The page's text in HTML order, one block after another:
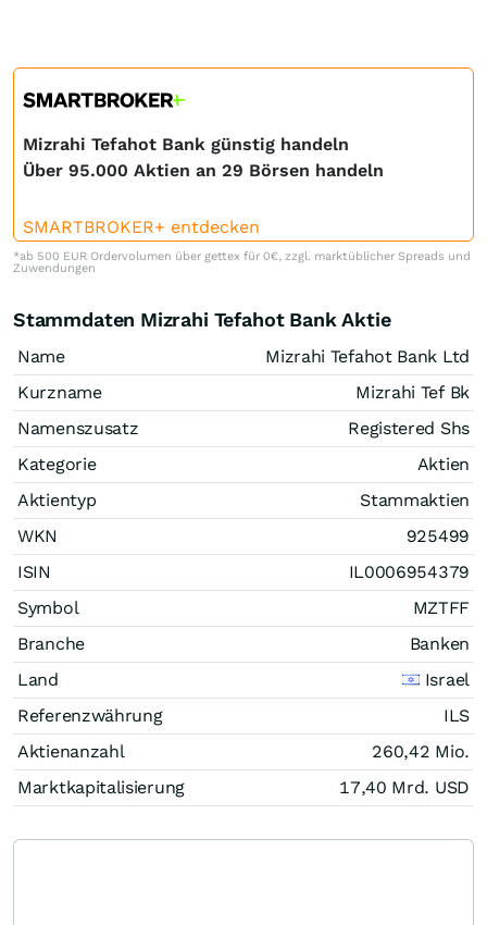
Mizrahi Tefahot Bank günstig handeln
Über 95.000 Aktien an 29 Börsen handeln
SMARTBROKER+ entdecken
*ab 500 EUR Ordervolumen über gettex für 0€, zzgl. marktüblicher Spreads und
Zuwendungen
Stammdaten Mizrahi Tefahot Bank Aktie
Name
Mizrahi Tefahot Bank Ltd
Kurzname
Mizrahi Tef Bk
Namenszusatz
Registered Shs
Kategorie
Aktien
Aktientyp
Stammaktien
WKN
925499
ISIN
IL0006954379
Symbol
MZTFF
Branche
Banken
Land
Israel
Referenzwährung
ILS
Aktienanzahl
260,42 Mio.
Marktkapitalisierung
17,40 Mrd. USD